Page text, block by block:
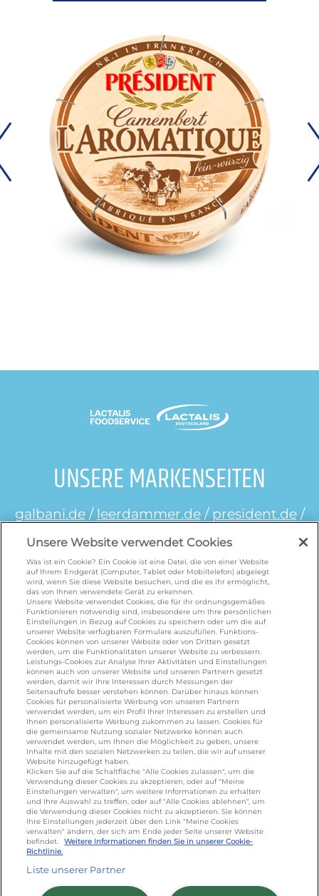
UNSERE MARKENSEITEN
galbani.de/ leerdammer.de/ president.de/
omiramilch.de/minusl.de
KONTAKT
foodservice.info@de.lactalis.com
Lactalis Deutschland GmbH - Tel: +49 (0)751
887 366 /lactalis.de
Omira Bodenseemilch GmbH - Tel: +49
(0)751 887 366 /omira.de
Cookie Richtlinie/Sitemap/Datenschutz
Impressum/AGB
Unsere Website verwendet Cookies
Was ist ein Cookie? Ein Cookie ist eine Datei, die von einer Website
auf Ihrem Endgerät (Computer, Tablet oder Mobiltelefon) abgelegt
wird, wenn Sie diese Website besuchen, und die es ihr ermöglicht,
das von Ihnen verwendete Gerät zu erkennen.
Unsere Website verwendet Cookies, die für ihr ordnungsgemäßes
Funktionieren notwendig sind, insbesondere um Ihre persönlichen
Einstellungen in Bezug auf Cookies zu speichern oder um die auf
unserer Website verfügbaren Formulare auszufüllen. Funktions-
Cookies können von unserer Website oder von Dritten gesetzt
werden, um die Funktionalitäten unserer Website zu verbessern.
Leistungs-Cookies zur Analyse Ihrer Aktivitäten und Einstellungen
können auch von unserer Website und unseren Partnern gesetzt
werden, damit wir Ihre Interessen durch Messungen der
Seitenaufrufe besser verstehen können. Darüber hinaus können
Cookies für personalisierte Werbung von unseren Partnern
verwendet werden, um ein Profil Ihrer Interessen zu erstellen und
Ihnen personalisierte Werbung zukommen zu lassen. Cookies für
die gemeinsame Nutzung sozialer Netzwerke können auch
verwendet werden, um Ihnen die Möglichkeit zu geben, unsere
Inhalte mit den sozialen Netzwerken zu teilen, die wir auf unserer
Website hinzugefügt haben.
Klicken Sie auf die Schaltfläche "Alle Cookies zulassen", um die
Verwendung dieser Cookies zu akzeptieren, oder auf "Meine
Einstellungen verwalten", um weitere Informationen zu erhalten
und Ihre Auswahl zu treffen, oder auf "Alle Cookies ablehnen", um
die Verwendung dieser Cookies nicht zu akzeptieren. Sie können
Ihre Einstellungen jederzeit über den Link "Meine Cookies
verwalten" ändern, der sich am Ende jeder Seite unserer Website
befindet.
Weitere Informationen finden Sie in unserer Cookie-
Richtlinie.
Liste unserer Partner